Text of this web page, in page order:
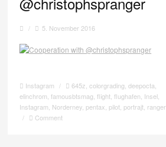
/ 5. November 2016
Instagram / 645z,colorgrading,deepocta,
elinchrom,famousbtsmag,flight,flughafen, Insel,
Instagram, Norderney, pentax, pilot, portrajt, ranger
/
Comment